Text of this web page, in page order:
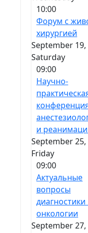
10:00
Форум с
хирургией
September 19,
Saturday
09:00
Научно-
и
September 25,
Friday
09:00
Актуальные
вопросы
диагностики
онкологии
September 27,